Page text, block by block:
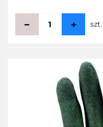
szt.